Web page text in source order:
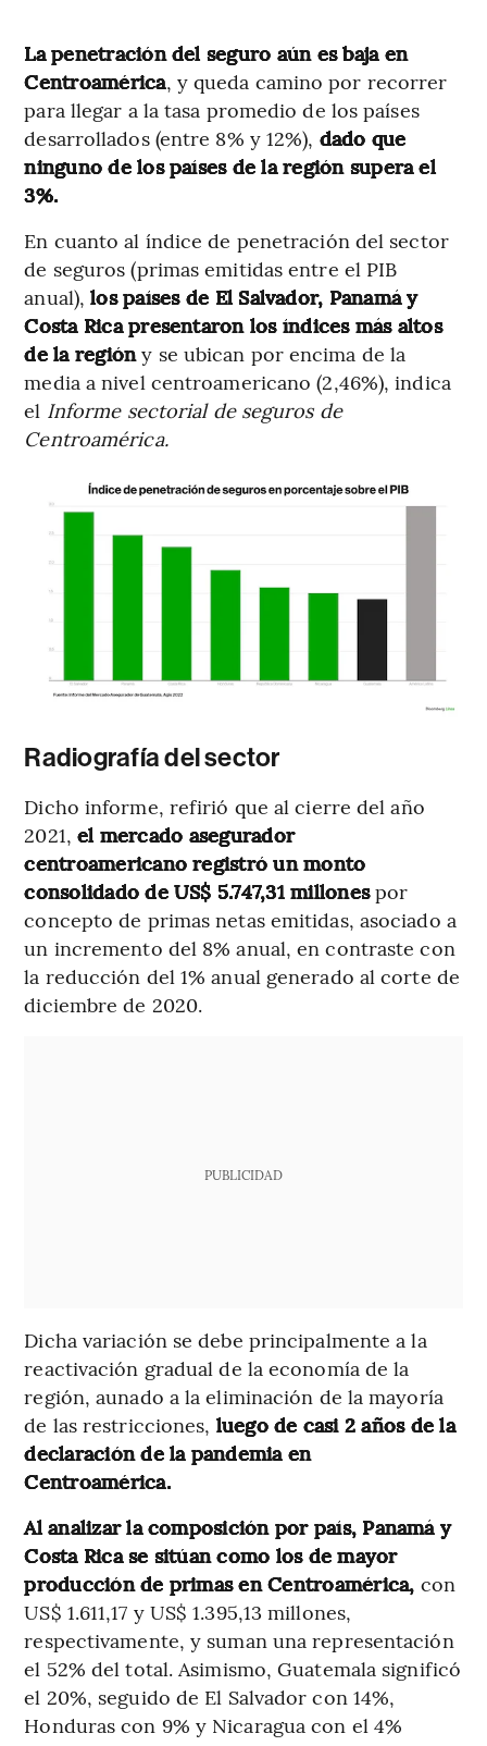
La penetración del seguro aún es baja en
Centroamérica, y queda camino por recorrer
para llegar a la tasa promedio de los países
desarrollados (entre 8% y 12%), dado que
ninguno de los países de la región supera el
3%.
En cuanto al índice de penetración del sector
de seguros (primas emitidas entre el PIB
anual),los países de El Salvador, Panamá y
Costa Rica presentaron los índices más altos
de la regióny se ubican por encima de la
media a nivel centroamericano (2,46%), indica
el Informe sectorial de seguros de
Centroamérica.
Radiografía del sector
Dicho informe, refirió que al cierre del año
2021, el mercado asegurador
centroamericano registró un monto
consolidado de US$ 5.747,31 millonespor
concepto de primas netas emitidas, asociado a
un incremento del 8% anual, en contraste con
la reducción del 1% anual generado al corte de
diciembre de 2020.
PUBLICIDAD
Dicha variación se debe principalmente a la
reactivación gradual de la economía de la
región, aunado a la eliminación de la mayoría
de las restricciones, luego de casi 2 años de la
declaración de la pandemia en
Centroamérica.
Al analizar la composición por país, Panamá y
Costa Rica se sitúan como los de mayor
producción de primas en Centroamérica, con
US$ 1.611,17 y US$ 1.395,13 millones,
respectivamente, y suman una representación
el 52% del total. Asimismo, Guatemala significó
el 20%, seguido de El Salvador con 14%,
Honduras con 9% y Nicaragua con el 4%